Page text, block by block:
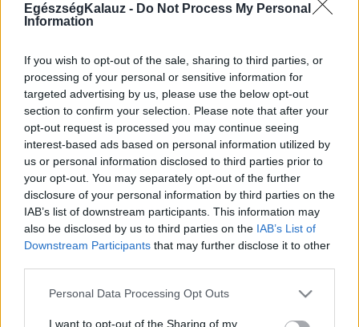
EgészségKalauz - Do Not Process My Personal
Information
If you wish to opt-out of the sale, sharing to third parties, or
processing of your personal or sensitive information for
targeted advertising by us, please use the below opt-out
section to confirm your selection. Please note that after your
opt-out request is processed you may continue seeing
interest-based ads based on personal information utilized by
us or personal information disclosed to third parties prior to
your opt-out. You may separately opt-out of the further
disclosure of your personal information by third parties on the
IAB’s list of downstream participants. This information may
also be disclosed by us to third parties on the IAB’s List of
Downstream Participants that may further disclose it to other
Please note that this website/app uses one or more Google
not limited to your visit or usage behaviour. You may click to
Personal Data Processing Opt Outs
I want to opt-out of the Sharing of my
Életmódváltás
Kutatás
Hírek
Videók
Kisállatok egészsége
#allergia #influenza#cukorbetegség
#orvosmeteorológia#vérnyomás#stroke#rákbetegség
#pajzsmirigy#reflux#ekcéma#herpesz
Regisztráció
Idegrendszeri betegségek